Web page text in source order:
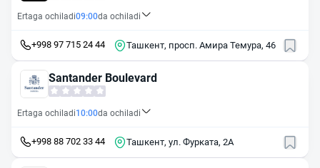
Ertaga ochiladi09:00da ochiladi
+998 97 715 24 44 Ташкент, просп. Амира Темура, 46
Santander Boulevard
Ertaga ochiladi10:00da ochiladi
+998 88 702 33 44 Ташкент, ул. Фурката, 2А